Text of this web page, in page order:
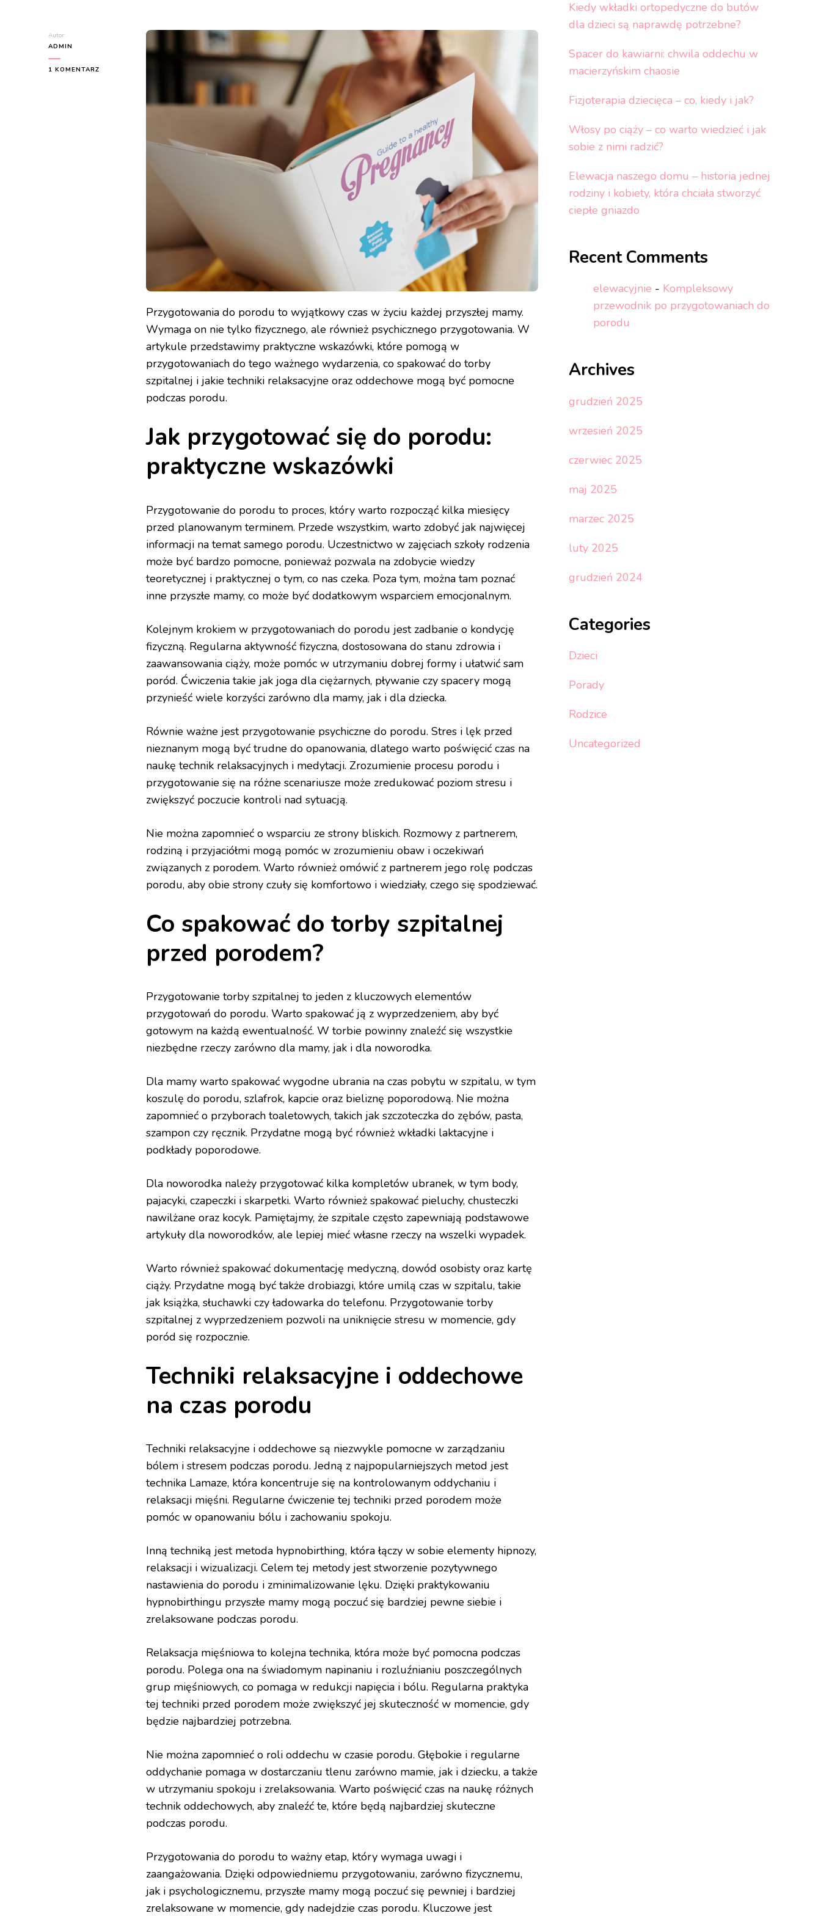
Autor:
ADMIN
1 KOMENTARZ
Przygotowania do porodu to wyjątkowy czas w życiu każdej przyszłej mamy.
Wymaga on nie tylko fizycznego, ale również psychicznego przygotowania. W
artykule przedstawimy praktyczne wskazówki, które pomogą w
przygotowaniach do tego ważnego wydarzenia, co spakować do torby
szpitalnej i jakie techniki relaksacyjne oraz oddechowe mogą być pomocne
podczas porodu.
Jak przygotować się do porodu:
praktyczne wskazówki
Przygotowanie do porodu to proces, który warto rozpocząć kilka miesięcy
przed planowanym terminem. Przede wszystkim, warto zdobyć jak najwięcej
informacji na temat samego porodu. Uczestnictwo w zajęciach szkoły rodzenia
może być bardzo pomocne, ponieważ pozwala na zdobycie wiedzy
teoretycznej i praktycznej o tym, co nas czeka. Poza tym, można tam poznać
inne przyszłe mamy, co może być dodatkowym wsparciem emocjonalnym.
Kolejnym krokiem w przygotowaniach do porodu jest zadbanie o kondycję
fizyczną. Regularna aktywność fizyczna, dostosowana do stanu zdrowia i
zaawansowania ciąży, może pomóc w utrzymaniu dobrej formy i ułatwić sam
poród. Ćwiczenia takie jak joga dla ciężarnych, pływanie czy spacery mogą
przynieść wiele korzyści zarówno dla mamy, jak i dla dziecka.
Równie ważne jest przygotowanie psychiczne do porodu. Stres i lęk przed
nieznanym mogą być trudne do opanowania, dlatego warto poświęcić czas na
naukę technik relaksacyjnych i medytacji. Zrozumienie procesu porodu i
przygotowanie się na różne scenariusze może zredukować poziom stresu i
zwiększyć poczucie kontroli nad sytuacją.
Nie można zapomnieć o wsparciu ze strony bliskich. Rozmowy z partnerem,
rodziną i przyjaciółmi mogą pomóc w zrozumieniu obaw i oczekiwań
związanych z porodem. Warto również omówić z partnerem jego rolę podczas
porodu, aby obie strony czuły się komfortowo i wiedziały, czego się spodziewać.
Co spakować do torby szpitalnej
przed porodem?
Przygotowanie torby szpitalnej to jeden z kluczowych elementów
przygotowań do porodu. Warto spakować ją z wyprzedzeniem, aby być
gotowym na każdą ewentualność. W torbie powinny znaleźć się wszystkie
niezbędne rzeczy zarówno dla mamy, jak i dla noworodka.
Dla mamy warto spakować wygodne ubrania na czas pobytu w szpitalu, w tym
koszulę do porodu, szlafrok, kapcie oraz bieliznę poporodową. Nie można
zapomnieć o przyborach toaletowych, takich jak szczoteczka do zębów, pasta,
szampon czy ręcznik. Przydatne mogą być również wkładki laktacyjne i
podkłady poporodowe.
Dla noworodka należy przygotować kilka kompletów ubranek, w tym body,
pajacyki, czapeczki i skarpetki. Warto również spakować pieluchy, chusteczki
nawilżane oraz kocyk. Pamiętajmy, że szpitale często zapewniają podstawowe
artykuły dla noworodków, ale lepiej mieć własne rzeczy na wszelki wypadek.
Warto również spakować dokumentację medyczną, dowód osobisty oraz kartę
ciąży. Przydatne mogą być także drobiazgi, które umilą czas w szpitalu, takie
jak książka, słuchawki czy ładowarka do telefonu. Przygotowanie torby
szpitalnej z wyprzedzeniem pozwoli na uniknięcie stresu w momencie, gdy
poród się rozpocznie.
Techniki relaksacyjne i oddechowe
na czas porodu
Techniki relaksacyjne i oddechowe są niezwykle pomocne w zarządzaniu
bólem i stresem podczas porodu. Jedną z najpopularniejszych metod jest
technika Lamaze, która koncentruje się na kontrolowanym oddychaniu i
relaksacji mięśni. Regularne ćwiczenie tej techniki przed porodem może
pomóc w opanowaniu bólu i zachowaniu spokoju.
Inną techniką jest metoda hypnobirthing, która łączy w sobie elementy hipnozy,
relaksacji i wizualizacji. Celem tej metody jest stworzenie pozytywnego
nastawienia do porodu i zminimalizowanie lęku. Dzięki praktykowaniu
hypnobirthingu przyszłe mamy mogą poczuć się bardziej pewne siebie i
zrelaksowane podczas porodu.
Relaksacja mięśniowa to kolejna technika, która może być pomocna podczas
porodu. Polega ona na świadomym napinaniu i rozluźnianiu poszczególnych
grup mięśniowych, co pomaga w redukcji napięcia i bólu. Regularna praktyka
tej techniki przed porodem może zwiększyć jej skuteczność w momencie, gdy
będzie najbardziej potrzebna.
Nie można zapomnieć o roli oddechu w czasie porodu. Głębokie i regularne
oddychanie pomaga w dostarczaniu tlenu zarówno mamie, jak i dziecku, a także
w utrzymaniu spokoju i zrelaksowania. Warto poświęcić czas na naukę różnych
technik oddechowych, aby znaleźć te, które będą najbardziej skuteczne
podczas porodu.
Przygotowania do porodu to ważny etap, który wymaga uwagi i
zaangażowania. Dzięki odpowiedniemu przygotowaniu, zarówno fizycznemu,
jak i psychologicznemu, przyszłe mamy mogą poczuć się pewniej i bardziej
zrelaksowane w momencie, gdy nadejdzie czas porodu. Kluczowe jest
Kiedy wkładki ortopedyczne do butów
dla dzieci są naprawdę potrzebne?
Spacer do kawiarni: chwila oddechu w
macierzyńskim chaosie
Fizjoterapia dziecięca – co, kiedy i jak?
Włosy po ciąży – co warto wiedzieć i jak
sobie z nimi radzić?
Elewacja naszego domu – historia jednej
rodziny i kobiety, która chciała stworzyć
ciepłe gniazdo
Recent Comments
elewacyjnie - Kompleksowy
przewodnik po przygotowaniach do
porodu
Archives
grudzień 2025
wrzesień 2025
czerwiec 2025
maj 2025
marzec 2025
luty 2025
grudzień 2024
Categories
Dzieci
Porady
Rodzice
Uncategorized